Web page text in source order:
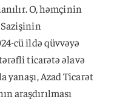
O, həmçinin
cü ildə qüvvəyə
ticarətə əlavə
Azad Ticarət
araşdırılması